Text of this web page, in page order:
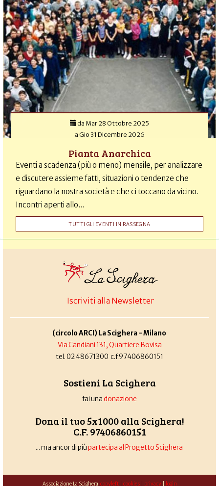
da Mar 28 Ottobre 2025
aGio 31 Dicembre 2026
Pianta Anarchica
Eventi a scadenza (più o meno) mensile, per analizzare
e discutere assieme fatti, situazioni o tendenze che
riguardano la nostra società e che ci toccano da vicino.
Incontri aperti allo...
TUTTI GLI EVENTI IN RASSEGNA
Iscriviti alla Newsletter
(circolo ARCI) La Scighera - Milano
Via Candiani 131, Quartiere Bovisa
tel. 02 48671300 c.f.97406860151
Sostieni La Scighera
fai unadonazione
Dona il tuo 5x1000 alla Scighera!
C.F. 97406860151
... ma ancor di piùpartecipa al Progetto Scighera
Associazione La Scighera copyleft| cookies| privacy| login